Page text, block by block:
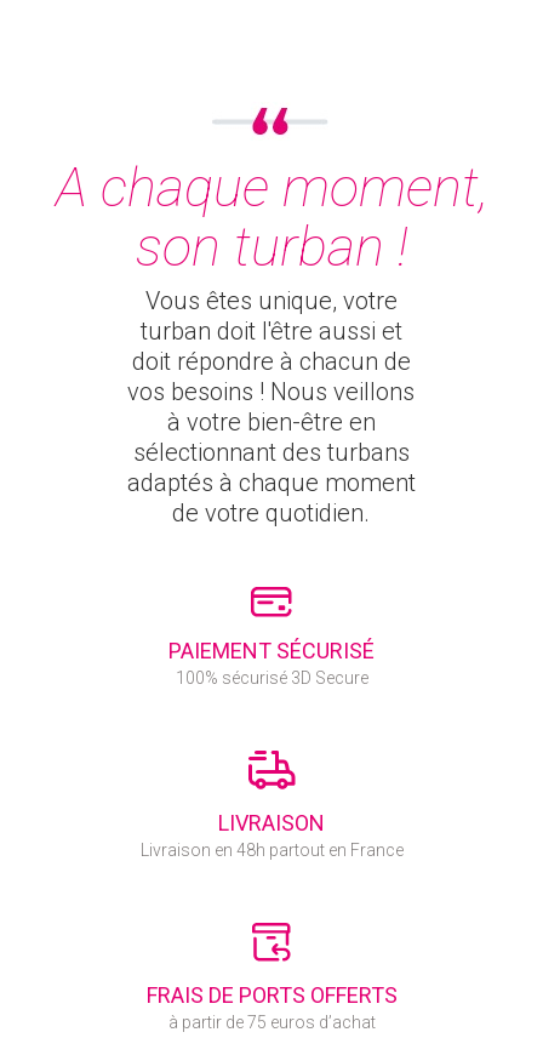
A chaque moment,
son turban !
Vous êtes unique, votre
turban doit l'être aussi et
doit répondre à chacun de
vos besoins ! Nous veillons
à votre bien-être en
sélectionnant des turbans
adaptés à chaque moment
de votre quotidien.
PAIEMENT SÉCURISÉ
100% sécurisé 3D Secure
LIVRAISON
Livraison en 48h partout en France
FRAIS DE PORTS OFFERTS
à partir de 75 euros d’achat